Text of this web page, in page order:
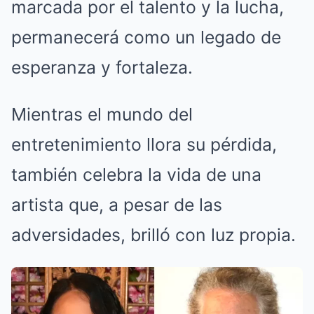
marcada por el talento y la lucha,
permanecerá como un legado de
esperanza y fortaleza.
Mientras el mundo del
entretenimiento llora su pérdida,
también celebra la vida de una
artista que, a pesar de las
adversidades, brilló con luz propia.